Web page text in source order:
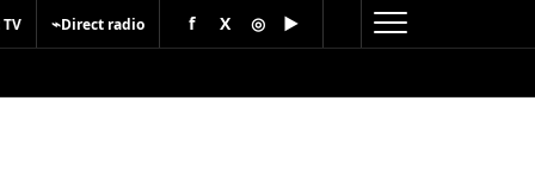
⌁Direct radio f X ◎ ▶